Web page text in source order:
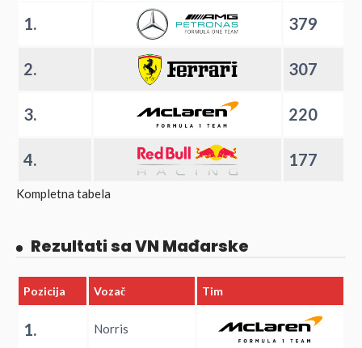
1. 379
2. 307
3. 220
4. 177
Kompletna tabela
Rezultati sa VN Mađarske
Pozicija Vozač Tim
1. Norris